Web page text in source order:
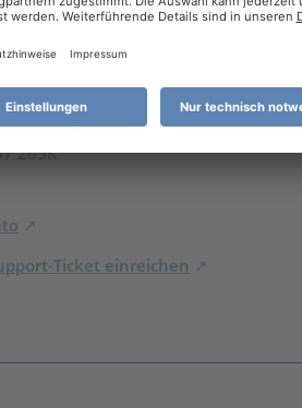
Aussagen von Google
hast Du diesbezüglich genutzt?
(bis 2022) / Steuer 2026
265K
Ticket einreichen